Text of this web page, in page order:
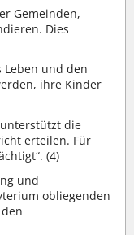
Gemeinden,
Dies
und den
ihre Kinder
die
erteilen. Für
(4)
und
obliegenden